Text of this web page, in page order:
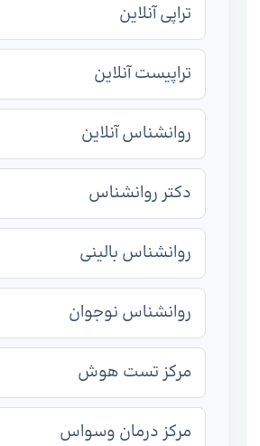
تراپی آنلاین
تراپیست آنلاین
روانشناس آنلاین
دکتر روانشناس
روانشناس بالینی
روانشناس نوجوان
مرکز تست هوش
مرکز درمان وسواس